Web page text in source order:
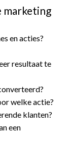
marketing
en acties?
resultaat te
welke actie?
klanten?
een